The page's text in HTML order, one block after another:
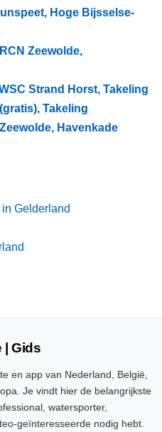
Hoge Bijsselse-
Zeewolde,
Strand Horst, Takeling
Takeling
Havenkade
Gelderland
| Gids
en app van Nederland, België,
Je vindt hier de belangrijkste
watersporter,
geïnteresseerde nodig hebt.